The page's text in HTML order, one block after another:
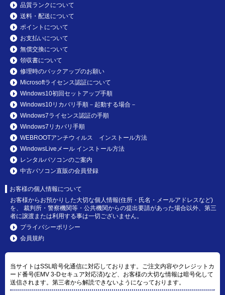
品質ランクについて
送料・配送について
ポイントについて
お支払いについて
無償交換について
領収書について
修理時のバックアップのお願い
Microsoftライセンス認証について
Windows10初回セットアップ手順
Windows10リカバリ手順－起動する場合－
Windows7ライセンス認証の手順
Windows7リカバリ手順
WEBROOTアンチウィルス インストール方法
WindowsLiveメール インストール方法
レンタルパソコンのご案内
中古パソコン直販の会員登録
お客様の個人情報について
お客様からお預かりした大切な個人情報(住所・氏名・メールアドレスなど)
を、 裁判所・警察機関等・公共機関からの提出要請があった場合以外、第三
者に譲渡または利用する事は一切ございません。
プライバシーポリシー
会員規約
当サイトはSSL暗号化通信に対応しております。ご注文内容やクレジットカ
ード番号(EMV 3-Dセキュア対応済)など、お客様の大切な情報は暗号化して
送信されます。第三者から解読できないようになっております。